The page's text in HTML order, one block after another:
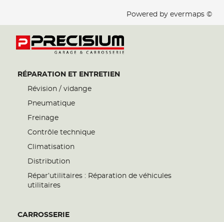
Powered by evermaps ©
RÉPARATION ET ENTRETIEN
Révision / vidange
Pneumatique
Freinage
Contrôle technique
Climatisation
Distribution
Répar’utilitaires : Réparation de véhicules
utilitaires
CARROSSERIE